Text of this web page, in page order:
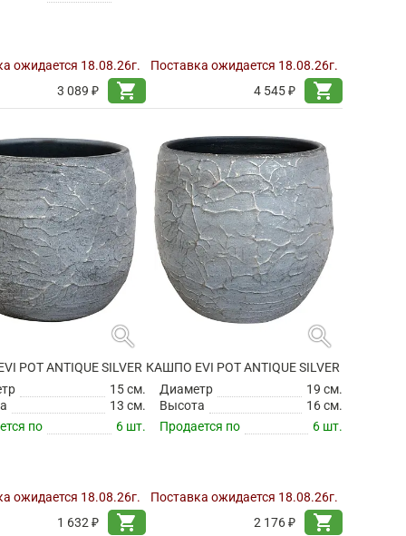
ожидается 18.08.26г.
3 089 ₽
shopping_cart
Поставка ожидается 18.08.26г.
4 545 ₽
shopping_cart
search
POT ANTIQUE SILVER
15 см.
13 см.
по
6 шт.
ожидается 18.08.26г.
1 632 ₽
shopping_cart
search
КАШПО EVI POT ANTIQUE SILVER
Диаметр
19 см.
Высота
16 см.
Продается по
6 шт.
Поставка ожидается 18.08.26г.
2 176 ₽
shopping_cart